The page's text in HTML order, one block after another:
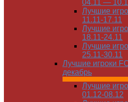
04.11 —
Лучшие
11.11-17.11
Лучшие
18.11-24.11
Лучшие
25.11-30.11
Лучшие игроки
декабрь
Лучшие
01.12-08.12